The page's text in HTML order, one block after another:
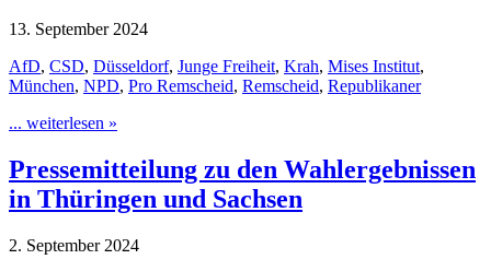
13. September 2024
AfD, CSD, Düsseldorf, Junge Freiheit, Krah, Mises Institut,
München, NPD, Pro Remscheid, Remscheid, Republikaner
... weiterlesen »
Pressemitteilung zu den Wahlergebnissen
in Thüringen und Sachsen
2. September 2024